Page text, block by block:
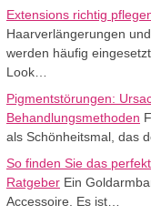
Extensions richtig
Haarverlängerungen
werden häufig
Look…
Pigmentstörungen:
Behandlungsmethoden
als Schönheitsmal, das
So finden Sie das
RatgeberEin
Accessoire. Es ist…